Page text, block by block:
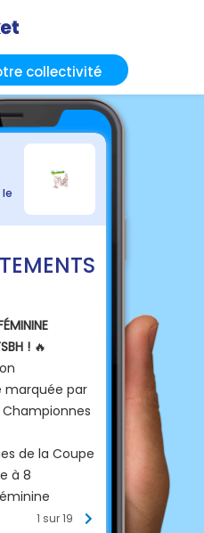
collectivité
! 🔥
marquée par
de la Coupe
à 8
saison1 sur 19